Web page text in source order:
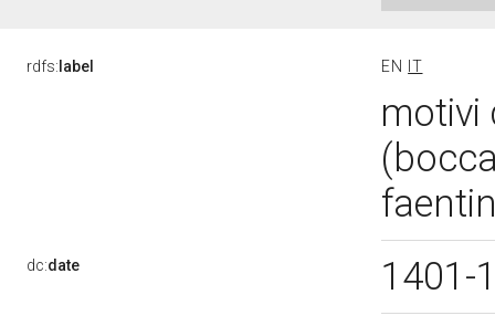
rdfs: label EN IT
motivi
dc:date 1401-